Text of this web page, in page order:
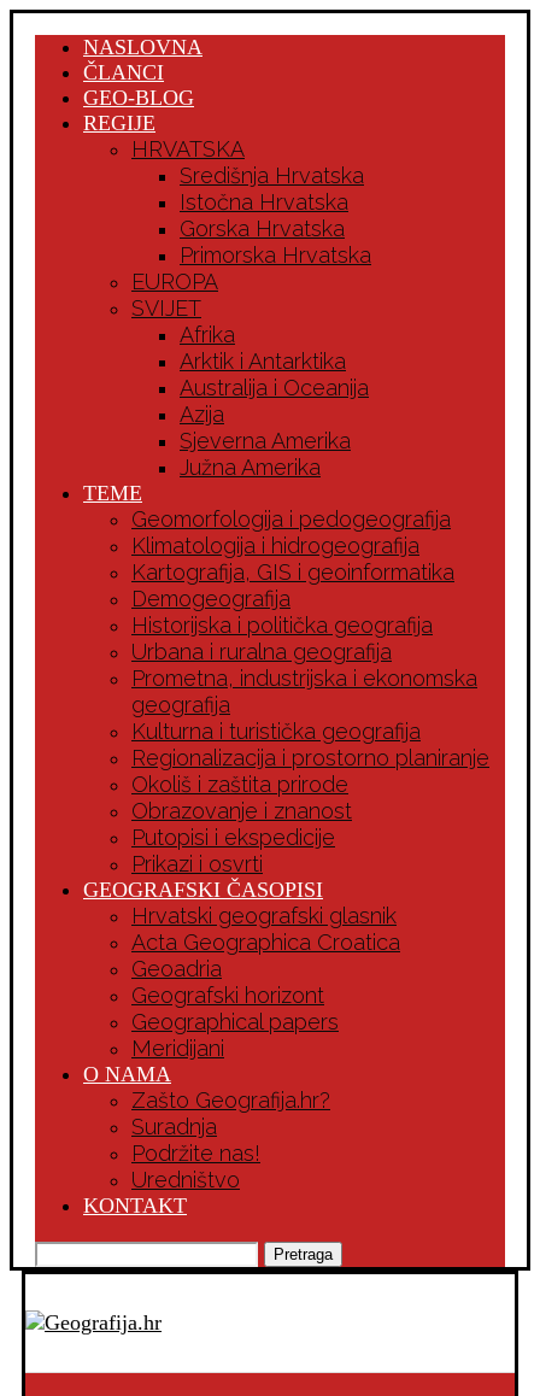
NASLOVNA
ČLANCI
GEO-BLOG
REGIJE
HRVATSKA
Središnja Hrvatska
Istočna Hrvatska
Gorska Hrvatska
Primorska Hrvatska
EUROPA
SVIJET
Afrika
Arktik i Antarktika
Australija i Oceanija
Azija
Sjeverna Amerika
Južna Amerika
TEME
Geomorfologija i pedogeografija
Klimatologija i hidrogeografija
Kartografija, GIS i geoinformatika
Demogeografija
Historijska i politička geografija
Urbana i ruralna geografija
Prometna, industrijska i ekonomska
geografija
Kulturna i turistička geografija
Regionalizacija i prostorno planiranje
Okoliš i zaštita prirode
Obrazovanje i znanost
Putopisi i ekspedicije
Prikazi i osvrti
GEOGRAFSKI ČASOPISI
Hrvatski geografski glasnik
Acta Geographica Croatica
Geoadria
Geografski horizont
Geographical papers
Meridijani
O NAMA
Zašto Geografija.hr?
Suradnja
Podržite nas!
Uredništvo
KONTAKT
Pretraga